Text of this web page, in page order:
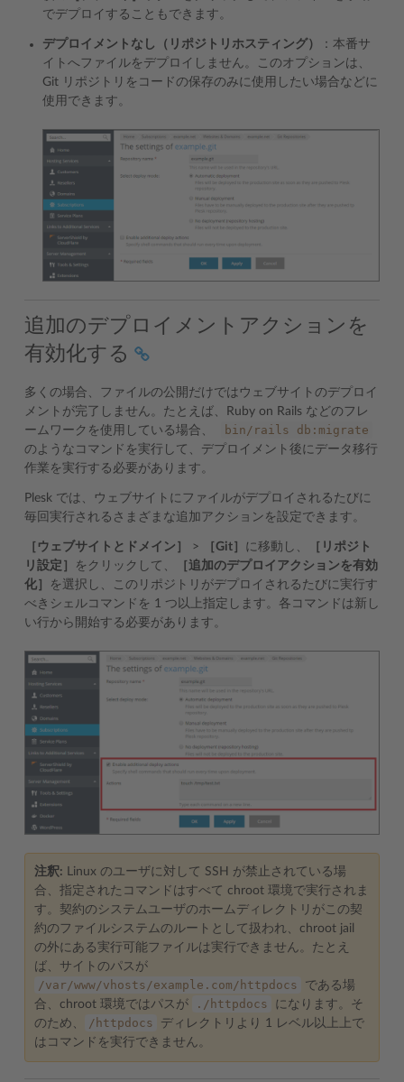
でデプロイすることもできます。
デプロイメントなし（リポジトリホスティング）
：本番サ
イトへファイルをデプロイしません。このオプションは、
Git リポジトリをコードの保存のみに使用したい場合などに
使用できます。
追加のデプロイメントアクションを
有効化する
多くの場合、ファイルの公開だけではウェブサイトのデプロイ
メントが完了しません。たとえば、Ruby on Rails などのフレ
ームワークを使用している場合、
bin/rails db:migrate
のようなコマンドを実行して、デプロイメント後にデータ移行
作業を実行する必要があります。
Plesk では、ウェブサイトにファイルがデプロイされるたびに
毎回実行されるさまざまな追加アクションを設定できます。
［ウェブサイトとドメイン］ > ［Git］ に移動し、
［リポジト
リ設定］
をクリックして、
［追加のデプロイアクションを有効
化］
を選択し、このリポジトリがデプロイされるたびに実行す
べきシェルコマンドを 1 つ以上指定します。各コマンドは新し
い行から開始する必要があります。
注釈: Linux のユーザに対して SSH が禁止されている場
合、指定されたコマンドはすべて chroot 環境で実行されま
す。契約のシステムユーザのホームディレクトリがこの契
約のファイルシステムのルートとして扱われ、chroot jail
の外にある実行可能ファイルは実行できません。たとえ
ば、サイトのパスが
/var/www/vhosts/example.com/httpdocs
である場
合、chroot 環境ではパスが
./httpdocs
になります。そ
のため、
/httpdocs
ディレクトリより 1 レベル以上上で
はコマンドを実行できません。